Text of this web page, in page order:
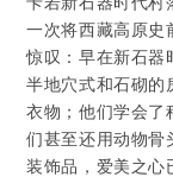
一次将西藏高原史
惊叹：早在新石器
半地穴式和石砌的
衣物；他们学会了
们甚至还用动物骨
装饰品，爱美之心